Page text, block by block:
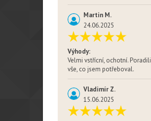
Martin M.
24.06.2025
Výhody:
Velmi vstřícní, ochotní. Poradili
vše, co jsem potřeboval.
Vladimír Z.
15.06.2025